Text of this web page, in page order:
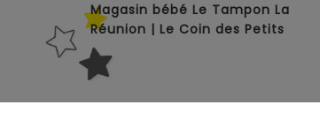
Magasin bébé Le Tampon La
Réunion | Le Coin des Petits